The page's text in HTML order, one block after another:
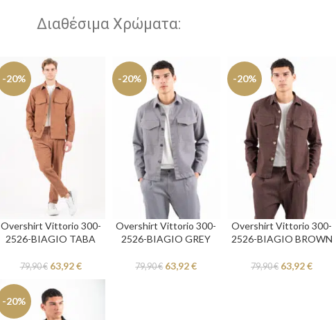
Διαθέσιμα Χρώματα:
-20%
Overshirt Vittorio 300-
2526-BIAGIO TABA
79,90€ 63,92€
-20%
Overshirt Vittorio 300-
2526-BIAGIO GREY
79,90€ 63,92€
-20%
Overshirt Vittorio 300-
2526-BIAGIO BROWN
79,90€ 63,92€
-20%